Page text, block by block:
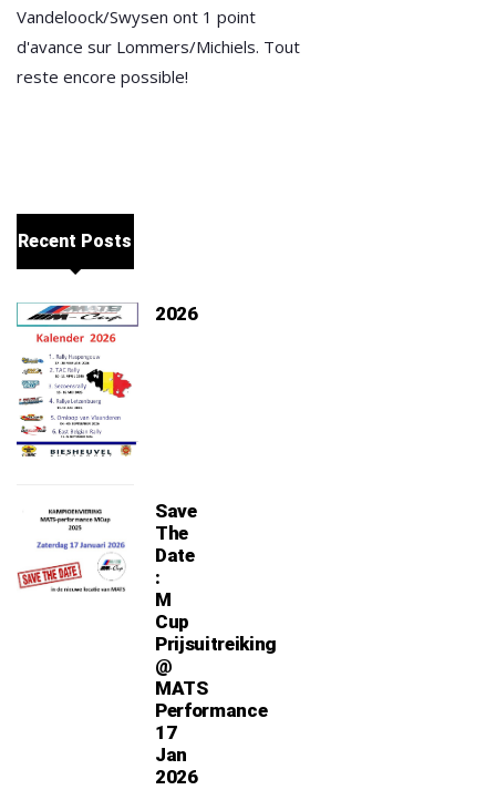
Vandeloock/Swysen ont 1 point
d'avance sur Lommers/Michiels. Tout
reste encore possible!
Recent Posts
2026
Save
The
Date
:
M
Cup
Prijsuitreiking
@
MATS
Performance
17
Jan
2026